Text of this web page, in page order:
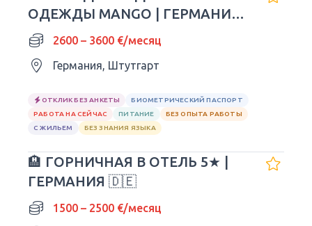
ОДЕЖДЫ MANGO | ГЕРМАНИЯ
🇩🇪2600 – 3600 €/месяц
Германия, Штутгарт
ОТКЛИК БЕЗ АНКЕТЫ
БИОМЕТРИЧЕСКИЙ ПАСПОРТ
РАБОТА НА СЕЙЧАС
ПИТАНИЕ
БЕЗ ОПЫТА РАБОТЫ
С ЖИЛЬЕМ
БЕЗ ЗНАНИЯ ЯЗЫКА
🏨 ГОРНИЧНАЯ В ОТЕЛЬ 5★ |
ГЕРМАНИЯ 🇩🇪
1500 – 2500 €/месяц